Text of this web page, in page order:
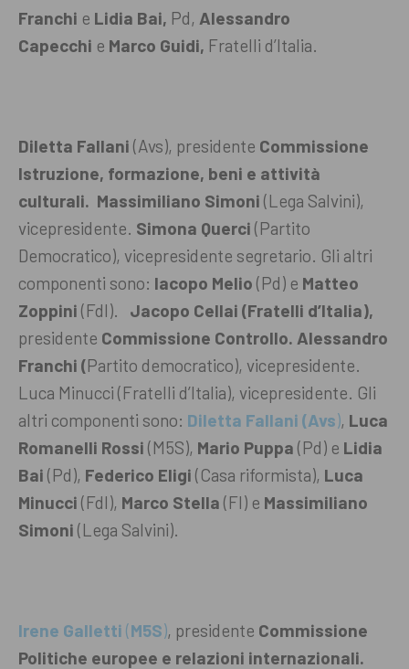
Franchi e Lidia Bai, Pd, Alessandro
Capecchi e Marco Guidi, Fratelli d’Italia.
Diletta Fallani (Avs), presidente Commissione
Istruzione, formazione, beni e attività
culturali. Massimiliano Simoni (Lega Salvini),
vicepresidente. Simona Querci (Partito
Democratico), vicepresidente segretario. Gli altri
componenti sono: Iacopo Melio (Pd) e Matteo
Zoppini (FdI).
Jacopo Cellai (Fratelli d’Italia),
presidente Commissione Controllo. Alessandro
Franchi (Partito democratico), vicepresidente.
Luca Minucci (Fratelli d’Italia), vicepresidente. Gli
altri componenti sono: Diletta Fallani (Avs), Luca
Romanelli Rossi (M5S), Mario Puppa (Pd) e Lidia
Bai (Pd), Federico Eligi (Casa riformista), Luca
Minucci (FdI), Marco Stella (FI) e Massimiliano
Simoni (Lega Salvini).
Irene Galletti (M5S), presidente Commissione
Politiche europee e relazioni internazionali.